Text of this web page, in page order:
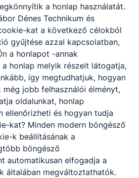
a honlap használatát.
Dénes Technikum és
kat a következő célokból
gyűjtése azzal kapcsolatban,
a honlapot -annak
honlap melyik részeit látogatja,
így megtudhatjuk, hogyan
még jobb felhasználói élményt,
oldalunkat, honlap
ellenőrizheti és hogyan tudja
kat? Minden modern böngésző
k beállításának a
böngésző
automatikusan elfogadja a
általában megváltoztathatók.